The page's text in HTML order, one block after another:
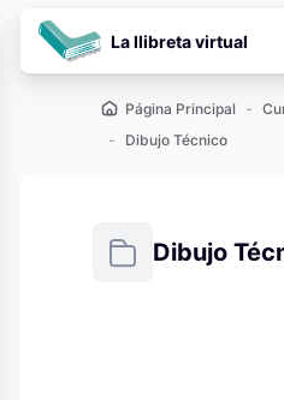
La llibreta virtual
Página Principal
Dibujo Técnico
Dibujo